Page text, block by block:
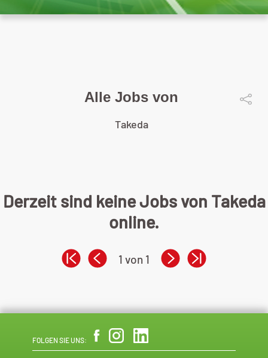
Alle Jobs von
Takeda
Derzeit sind keine Jobs von Takeda
online.
1 von 1
FOLGEN SIE UNS: